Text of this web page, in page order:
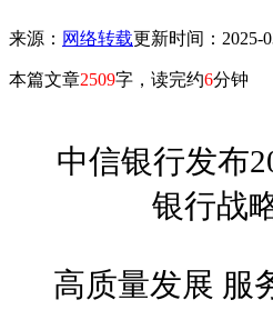
来源： 网络转载更新时间：2025-
本篇文章2509字，读完约6分钟
中信银行发布
银行战
高质量发展 服